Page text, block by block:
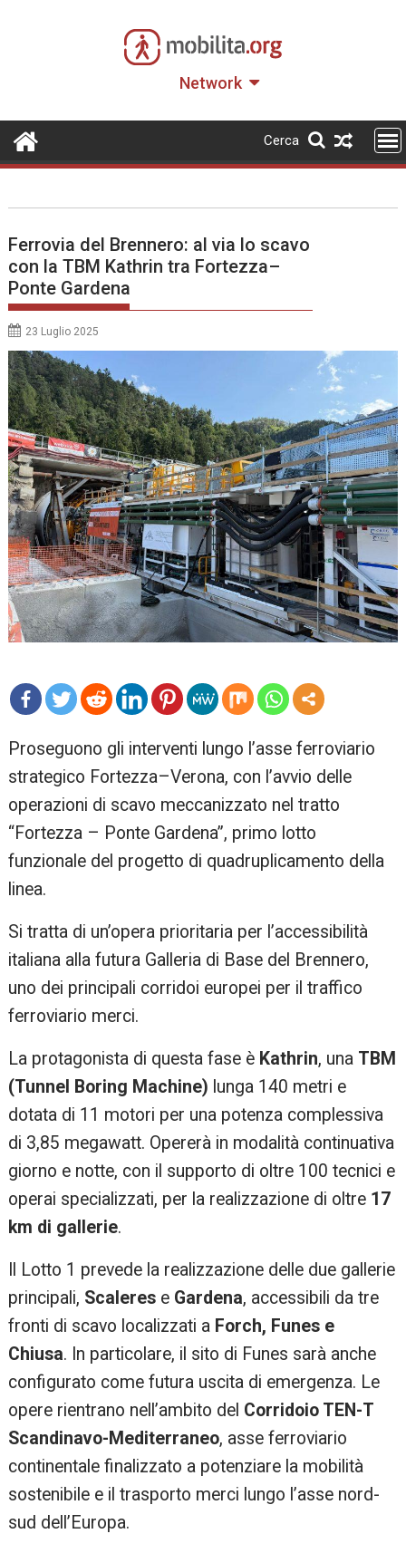
Network
Cerca
Ferrovia del Brennero: al via lo scavo
con la TBM Kathrin tra Fortezza–
Ponte Gardena
23 Luglio 2025
re
Proseguono gli interventi lungo l’asse ferroviario
strategico Fortezza–Verona, con l’avvio delle
operazioni di scavo meccanizzato nel tratto
“Fortezza – Ponte Gardena”, primo lotto
funzionale del progetto di quadruplicamento della
linea.
Si tratta di un’opera prioritaria per l’accessibilità
italiana alla futura Galleria di Base del Brennero,
uno dei principali corridoi europei per il traffico
ferroviario merci.
La protagonista di questa fase è Kathrin, una TBM
(Tunnel Boring Machine) lunga 140 metri e
dotata di 11 motori per una potenza complessiva
di 3,85 megawatt. Opererà in modalità continuativa
giorno e notte, con il supporto di oltre 100 tecnici e
operai specializzati, per la realizzazione di oltre 17
km di gallerie.
Il Lotto 1 prevede la realizzazione delle due gallerie
principali, Scaleres e Gardena, accessibili da tre
fronti di scavo localizzati a Forch, Funes e
Chiusa. In particolare, il sito di Funes sarà anche
configurato come futura uscita di emergenza. Le
opere rientrano nell’ambito del Corridoio TEN-T
Scandinavo-Mediterraneo, asse ferroviario
continentale finalizzato a potenziare la mobilità
sostenibile e il trasporto merci lungo l’asse nord-
sud dell’Europa.